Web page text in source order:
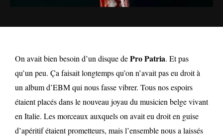
On avait bien besoin d’un disque dePro Patria. Et pas
qu’un peu. Ça faisait longtemps qu’on n’avait pas eu droit à
un album d’EBM qui nous fasse vibrer. Tous nos espoirs
étaient placés dans le nouveau joyau du musicien belge vivant
en Italie. Les morceaux auxquels on avait eu droit en guise
d’apéritif étaient prometteurs, mais l’ensemble nous a laissés